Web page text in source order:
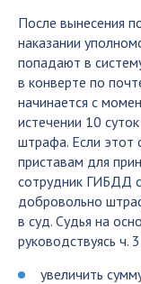
После вынесения
наказании
попадают в
в конверте по
начинается с
истечении 10
штрафа. Если этот
приставам для
сотрудник ГИБДД
добровольно
в суд. Судья на
руководствуясь
увеличить